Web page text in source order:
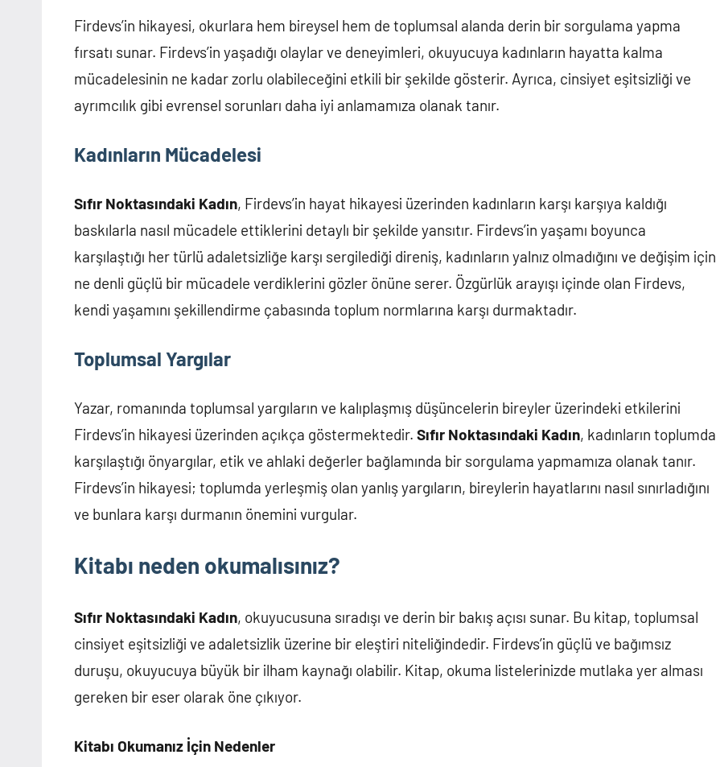
Firdevs’in hikayesi, okurlara hem bireysel hem de toplumsal alanda derin bir sorgulama yapma
fırsatı sunar. Firdevs’in yaşadığı olaylar ve deneyimleri, okuyucuya kadınların hayatta kalma
mücadelesinin ne kadar zorlu olabileceğini etkili bir şekilde gösterir. Ayrıca, cinsiyet eşitsizliği ve
ayrımcılık gibi evrensel sorunları daha iyi anlamamıza olanak tanır.
Kadınların Mücadelesi
Sıfır Noktasındaki Kadın, Firdevs’in hayat hikayesi üzerinden kadınların karşı karşıya kaldığı
baskılarla nasıl mücadele ettiklerini detaylı bir şekilde yansıtır. Firdevs’in yaşamı boyunca
karşılaştığı her türlü adaletsizliğe karşı sergilediği direniş, kadınların yalnız olmadığını ve değişim için
ne denli güçlü bir mücadele verdiklerini gözler önüne serer. Özgürlük arayışı içinde olan Firdevs,
kendi yaşamını şekillendirme çabasında toplum normlarına karşı durmaktadır.
Toplumsal Yargılar
Yazar, romanında toplumsal yargıların ve kalıplaşmış düşüncelerin bireyler üzerindeki etkilerini
Firdevs’in hikayesi üzerinden açıkça göstermektedir. Sıfır Noktasındaki Kadın, kadınların toplumda
karşılaştığı önyargılar, etik ve ahlaki değerler bağlamında bir sorgulama yapmamıza olanak tanır.
Firdevs’in hikayesi; toplumda yerleşmiş olan yanlış yargıların, bireylerin hayatlarını nasıl sınırladığını
ve bunlara karşı durmanın önemini vurgular.
Kitabı neden okumalısınız?
Sıfır Noktasındaki Kadın, okuyucusuna sıradışı ve derin bir bakış açısı sunar. Bu kitap, toplumsal
cinsiyet eşitsizliği ve adaletsizlik üzerine bir eleştiri niteliğindedir. Firdevs’in güçlü ve bağımsız
duruşu, okuyucuya büyük bir ilham kaynağı olabilir. Kitap, okuma listelerinizde mutlaka yer alması
gereken bir eser olarak öne çıkıyor.
Kitabı Okumanız İçin Nedenler